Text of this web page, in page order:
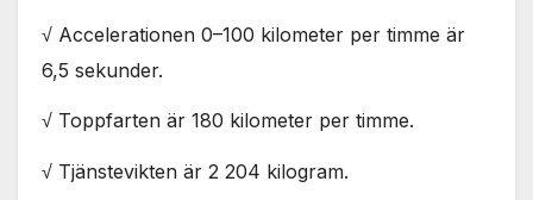
√ Accelerationen 0–100 kilometer per timme är
6,5 sekunder.
√ Toppfarten är 180 kilometer per timme.
√ Tjänstevikten är 2 204 kilogram.
Genom att dela
intressen och ditt
beteende när du